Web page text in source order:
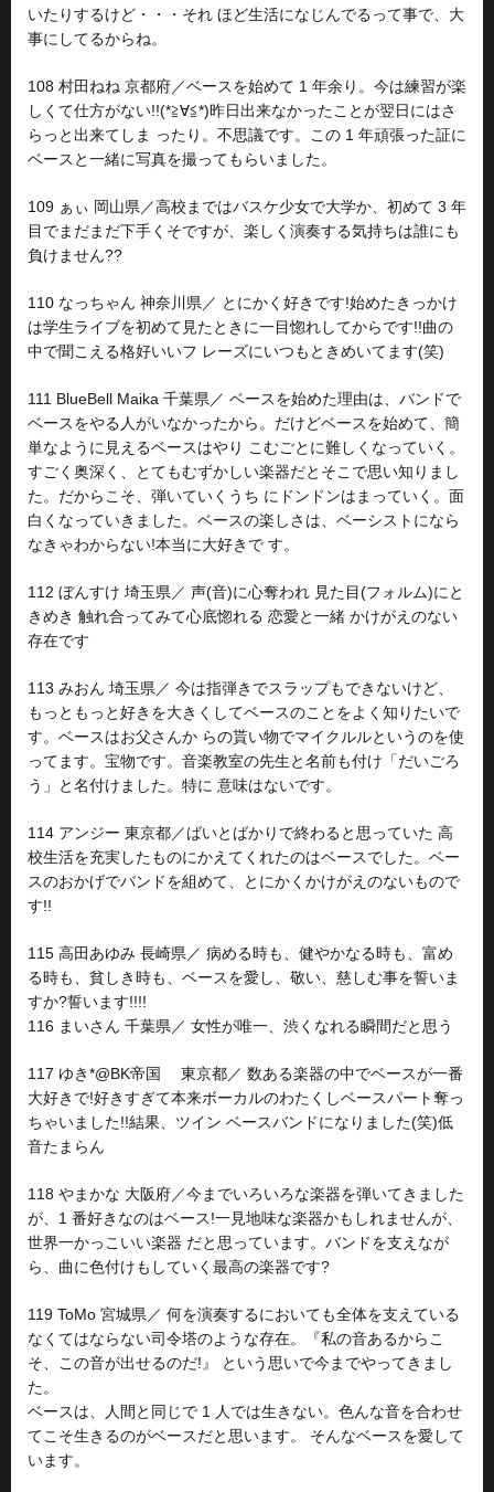
いたりするけど・・・それ ほど生活になじんでるって事で、大
事にしてるからね。
108 村田ねね 京都府／ベースを始めて 1 年余り。今は練習が楽
しくて仕方がない!!(*≧∀≦*)昨日出来なかったことが翌日にはさ
らっと出来てしま ったり。不思議です。この 1 年頑張った証に
ベースと一緒に写真を撮ってもらいました。
109 ぁぃ 岡山県／高校まではバスケ少女で大学か、初めて 3 年
目でまだまだ下手くそですが、楽しく演奏する気持ちは誰にも
負けません??
110 なっちゃん 神奈川県／ とにかく好きです!始めたきっかけ
は学生ライブを初めて見たときに一目惚れしてからです!!曲の
中で聞こえる格好いいフ レーズにいつもときめいてます(笑)
111 BlueBell Maika 千葉県／ ベースを始めた理由は、バンドで
ベースをやる人がいなかったから。だけどベースを始めて、簡
単なように見えるベースはやり こむごとに難しくなっていく。
すごく奥深く、とてもむずかしい楽器だとそこで思い知りまし
た。だからこそ、弾いていくうち にドンドンはまっていく。面
白くなっていきました。ベースの楽しさは、ベーシストになら
なきゃわからない!本当に大好きで す。
112 ぼんすけ 埼玉県／ 声(音)に心奪われ 見た目(フォルム)にと
きめき 触れ合ってみて心底惚れる 恋愛と一緒 かけがえのない
存在です
113 みおん 埼玉県／ 今は指弾きでスラップもできないけど、
もっともっと好きを大きくしてベースのことをよく知りたいで
す。ベースはお父さんか らの貰い物でマイクルルというのを使
ってます。宝物です。音楽教室の先生と名前も付け「だいごろ
う」と名付けました。特に 意味はないです。
114 アンジー 東京都／ばいとばかりで終わると思っていた 高
校生活を充実したものにかえてくれたのはベースでした。ベー
スのおかげでバンドを組めて、とにかくかけがえのないもので
す!!
115 高田あゆみ 長崎県／ 病める時も、健やかなる時も、富め
る時も、貧しき時も、ベースを愛し、敬い、慈しむ事を誓いま
すか?誓います!!!!
116 まいさん 千葉県／ 女性が唯一、渋くなれる瞬間だと思う
117 ゆき*@BK帝国 東京都／ 数ある楽器の中でベースが一番
大好きで!好きすぎて本来ボーカルのわたくしベースパート奪っ
ちゃいました!!結果、ツイン ベースバンドになりました(笑)低
音たまらん
118 やまかな 大阪府／今までいろいろな楽器を弾いてきました
が、1 番好きなのはベース!一見地味な楽器かもしれませんが、
世界一かっこいい楽器 だと思っています。バンドを支えなが
ら、曲に色付けもしていく最高の楽器です?
119 ToMo 宮城県／ 何を演奏するにおいても全体を支えている
なくてはならない司令塔のような存在。『私の音あるからこ
そ、この音が出せるのだ!』 という思いで今までやってきまし
た。
ベースは、人間と同じで 1 人では生きない。色んな音を合わせ
てこそ生きるのがベースだと思います。 そんなベースを愛して
います。